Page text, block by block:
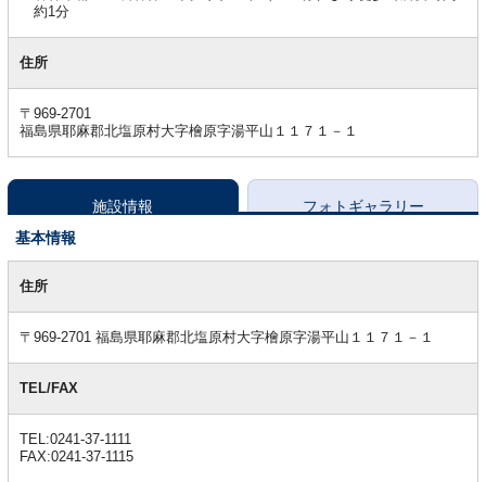
約1分
住所
〒969-2701
福島県耶麻郡北塩原村大字檜原字湯平山１１７１－１
施設情報
フォトギャラリー
基本情報
本住所
〒969-2701 福島県耶麻郡北塩原村大字檜原字湯平山１１７１－１
TEL/FAX
TEL:0241-37-1111
FAX:0241-37-1115